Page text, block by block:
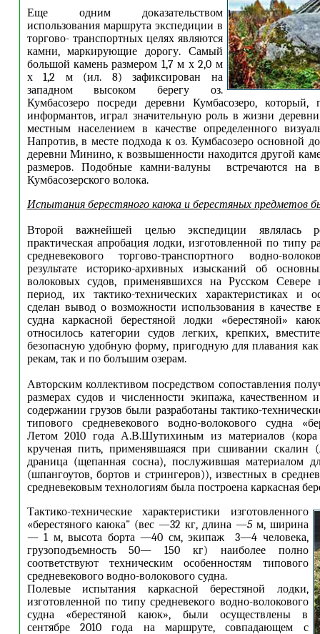
Еще одним доказательством
использования маршрута экспедиции в
торгово- транспортных целях являются
камни, маркирующие дорогу. Самый
большой камень размером 1,7 м х 2,0 м
х 1,2 м (ил. 8) зафиксирован на
западном высоком берегу оз.
Кумбасозеро посреди деревни Кумбасозеро, который,
информантов, играл значительную роль в жизни
местным населением в качестве определенного
Напротив, в месте подхода к оз. Кумбасозеро основной
деревни Минино, к возвышенности находится другой
размеров. Подобные камни-валуны встречаются на
Кумбасозерского волока.
Испытания берестяного каюка и берестяных предметов
Второй важнейшей целью экспедиции являлась
практическая апробация лодки, изготовленной по типу
средневекового торгово-транспортного водно-
результате историко-архивных изысканий об
волоковых судов, применявшихся на Русском Севере
период, их тактико-технических характеристиках и
сделан вывод о возможности использования в качестве
судна каркасной берестяной лодки «берестяной»
относилось категории судов легких, крепких,
безопасную удобную форму, пригодную для плавания
рекам, так и по болъшим озерам.
Авторским коллективом посредством сопоставления
размерах судов и численности экипажа, качественном
содержании грузов были разработаны тактико-
типового средневекового водно-волокового судна
Летом 2010 года А.В.Шутихиным из материалов (кора
крученая пить, применявшаяся при сшивании скалин
драница (щепанная сосна), послужившая материалом
(шпангоутов, бортов и стрингеров)), известных в
средневековым технологиям была построена каркасная
Тактико-технические характеристики изготовленного
«берестяного каюка" (вес —32 кг, длина —5 м, ширина
— 1 м, высота борта —40 см, экипаж 3—4 человека,
грузоподъемность 50—150 кг) наиболее полно
соответствуют техническим особенностям типового
средневекового водно-волокового судна.
Полевые испытания каркасной берестяной лодки,
изготовленной по типу средневекого водно-волокового
судна «берестяной каюк», были осуществлены в
сентябре 2010 года на маршруте, совпадающем с